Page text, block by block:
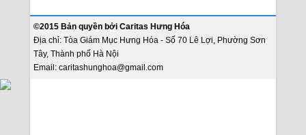
©2015 Bản quyền bởi Caritas Hưng Hóa
Địa chỉ: Tòa Giám Mục Hưng Hóa - Số 70 Lê Lợi, Phường Sơn
Tây, Thành phố Hà Nội
Email: caritashunghoa@gmail.com